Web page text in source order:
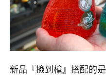
新品『撿到槍』搭配的